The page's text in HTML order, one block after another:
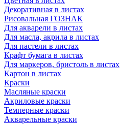
Декоративная в листах
Рисовальная ГОЗНАК
Для акварели в листах
Для масла, акрила в листах
Для пастели в листах
Крафт бумага в листах
Для маркеров, бристоль в листах
Картон в листах
Краски
Масляные краски
Акриловые краски
Темперные краски
Акварельные краски